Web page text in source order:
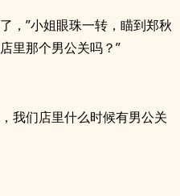
，”小姐眼珠一转，瞄到郑秋
里那个男公关吗？”
我们店里什么时候有男公关